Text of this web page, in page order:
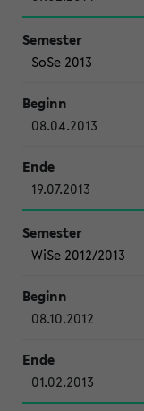
SoSe 2013
08.04.2013
19.07.2013
WiSe 2012/2013
08.10.2012
01.02.2013